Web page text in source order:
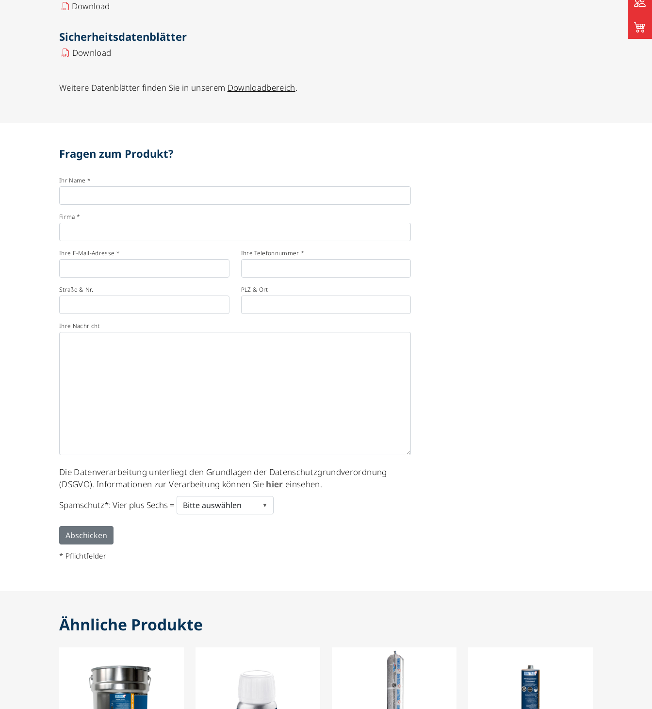
Download
Sicherheitsdatenblätter
Download
Weitere Datenblätter finden Sie in unserem Downloadbereich.
Fragen zum Produkt?
Ihr Name *
Firma *
Ihre E-Mail-Adresse * Ihre Telefonnummer *
Straße & Nr. PLZ & Ort
Ihre Nachricht
Please
leave
this
field
Die Datenverarbeitung unterliegt den Grundlagen der Datenschutzgrundverordnung
(DSGVO). Informationen zur Verarbeitung können Sie hier einsehen.
Spamschutz*: Vier plus Sechs =
* Pflichtfelder
Ähnliche Produkte